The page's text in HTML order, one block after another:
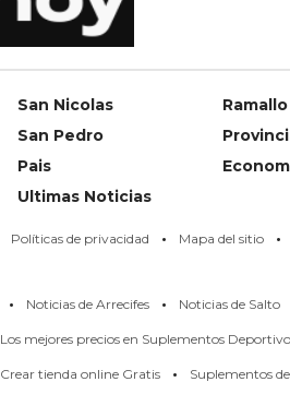
San Nicolas
Ramallo
San Pedro
Pais
Ultimas Noticias
Políticas de privacidad · Mapa del sitio ·
· Noticias de Arrecifes · Noticias de Salto
Los mejores precios en Suplementos
Crear tienda online Gratis · Suplementos